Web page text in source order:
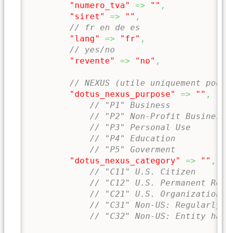
"numero_tva"
=> "" ,
"siret"
=> "" ,
// fr en de es
"lang"
=> "fr" ,
// yes/no
"revente"
=> "no" ,
// NEXUS (utile uniquement
"dotus_nexus_purpose"
=> "" ,
// "P1" Business
// "P2" Non-Profit Business
// "P3" Personal Use
// "P4" Education
// "P5" Goverment
"dotus_nexus_category"
=> "" ,
// "C11" U.S. Citizen
// "C12" U.S. Permanent
// "C21" U.S.
// "C31" Non-US:
// "C32" Non-US: Entity